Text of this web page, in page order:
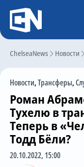
ChelseaNews Новости
Новости,Трансферы,
Роман
Тухелю в
Теперь в
Тодд Бёли?
20.10.2022, 15:00
Регистрация
Главная
Чат
Трансферы
Слухи
История Челси